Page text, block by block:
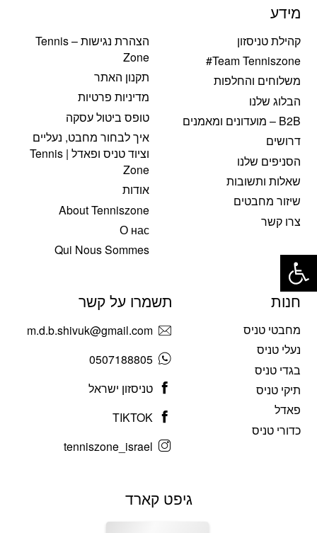
מידע
קהילת טניסזון
Team Tenniszone#
משלוחים והחלפות
הבלוג שלנו
B2B – מועדונים ומאמנים
דרושים
הסניפים שלנו
שאלות ותשובות
שיזור מחבטים
צרו קשר
הצהרת נגישות – Tennis
Zone
תקנון האתר
מדיניות פרטיות
טופס ביטול עסקה
איך לבחור מחבט, נעליים
וציוד טניס ופאדל | Tennis
Zone
אודות
About Tenniszone
О нас
Qui Nous Sommes
חנות
מחבטי טניס
נעלי טניס
בגדי טניס
תיקי טניס
פאדל
כדורי טניס
תשמרו על קשר
m.d.b.shivuk@gmail.com
0507188805
טניסזון ישראל
TIKTOK
tenniszone_israel
גיפט קארד
פתח סרגל נגישות